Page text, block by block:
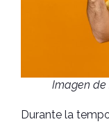
Imagen de
Durante la